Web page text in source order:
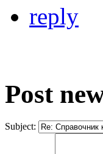
reply
Post
Subject: